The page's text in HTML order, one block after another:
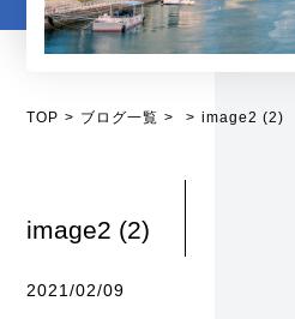
TOP ブログ一覧 image2 (2)
image2 (2)
2021/02/09